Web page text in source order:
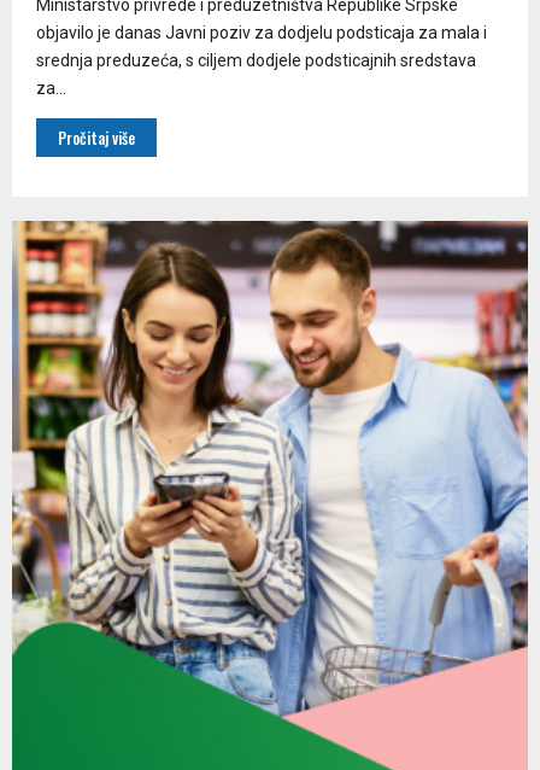
Ministarstvo privrede i preduzetništva Republike Srpske
objavilo je danas Јavni poziv za dodjelu podsticaja za mala i
srednja preduzeća, s ciljem dodjele podsticajnih sredstava
za...
Pročitaj više